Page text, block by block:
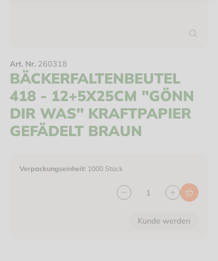
Art. Nr. 260318
BÄCKERFALTENBEUTEL
418 - 12+5X25CM "GÖNN
DIR WAS" KRAFTPAPIER
GEFÄDELT BRAUN
Verpackungseinheit: 1000 Stück
Kunde werden